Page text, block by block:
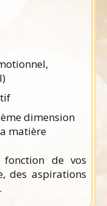
dimension
matière
fonction de vos
des aspirations